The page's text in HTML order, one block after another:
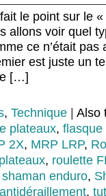
le point sur le
allons voir quel
ce n’était pas
est juste un
[…]
, Technique
Also
plateaux, flasque
2X, MRP LRP,
, roulette
shaman enduro,
,